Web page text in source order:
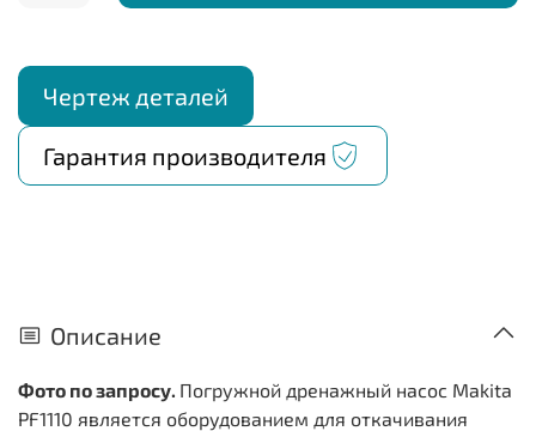
Чертеж деталей
Гарантия производителя
Описание
Фото по запросу. Погружной дренажный насос Makita
PF1110 является оборудованием для откачивания